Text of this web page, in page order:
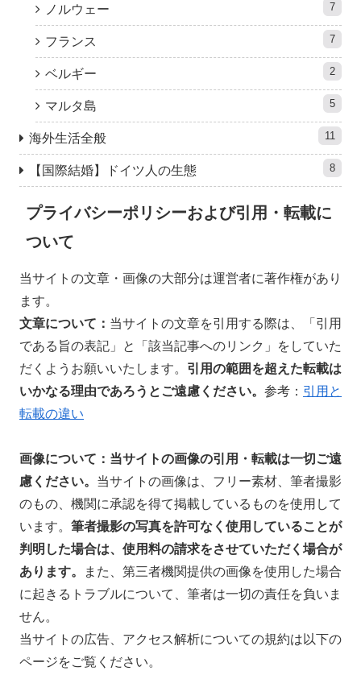
ノルウェー 7
フランス 7
ベルギー 2
マルタ島 5
海外生活全般 11
【国際結婚】ドイツ人の生態 8
プライバシーポリシーおよび引用・転載に
ついて
当サイトの文章・画像の大部分は運営者に著作権があり
ます。
文章について： 当サイトの文章を引用する際は、「引用
である旨の表記」と「該当記事へのリンク」をしていた
だくようお願いいたします。 引用の範囲を超えた転載は
いかなる理由であろうとご遠慮ください。 参考： 引用と
転載の違い
画像について：当サイトの画像の引用・転載は一切ご遠
慮ください。 当サイトの画像は、フリー素材、筆者撮影
のもの、機関に承認を得て掲載しているものを使用して
います。 筆者撮影の写真を許可なく使用していることが
判明した場合は、使用料の請求をさせていただく場合が
あります。
また、第三者機関提供の画像を使用した場合
に起きるトラブルについて、筆者は一切の責任を負いま
せん。
当サイトの広告、アクセス解析についての規約は以下の
ページをご覧ください。